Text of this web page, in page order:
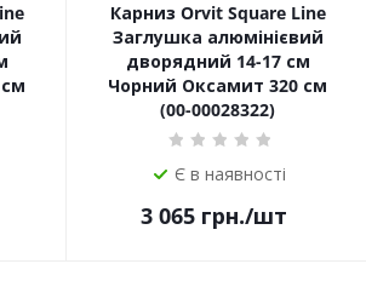
Карниз Orvit Square Line
Заглушка алюмінієвий
дворядний 14-17 см
Чорний Оксамит 320 см
(00-00028322)
Є в наявності
3 065грн./шт